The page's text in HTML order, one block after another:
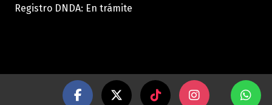
Registro DNDA: En trámite